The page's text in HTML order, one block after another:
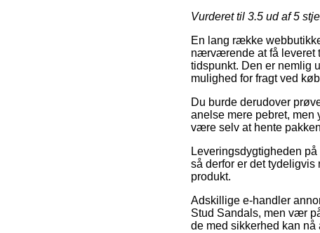
Vurderet til 3.5 ud af 5
En lang række
nærværende at få leveret
tidspunkt. Den er nemlig
mulighed for fragt ved
Du burde derudover
anelse mere pebret,
være selv at hente
Leveringsdygtigheden
så derfor er det
produkt.
Adskillige e-handler
Stud Sandals, men vær
de med sikkerhed kan nå